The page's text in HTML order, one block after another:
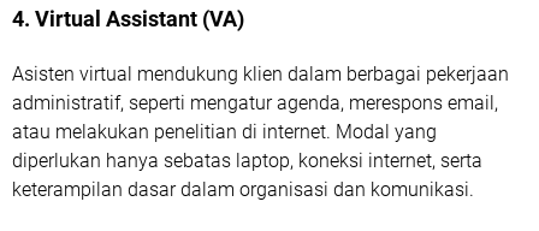
4. Virtual Assistant (VA)
Asisten virtual mendukung klien dalam berbagai pekerjaan
administratif, seperti mengatur agenda, merespons email,
atau melakukan penelitian di internet. Modal yang
diperlukan hanya sebatas laptop, koneksi internet, serta
keterampilan dasar dalam organisasi dan komunikasi.